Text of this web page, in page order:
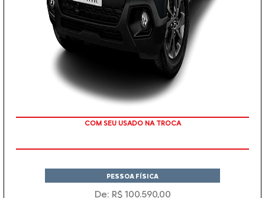
COM SEU USADO NA TROCA
PESSOA FÍSICA
De: R$ 100.590,00